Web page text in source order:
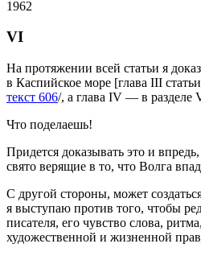
1962
VI
На протяжении всей статьи я
в Каспийское море [глава III
текст 606/, а глава IV — в
Что поделаешь!
Придется доказывать это и
свято верящие в то, что Волга
С другой стороны, может
я выступаю против того, чтобы
писателя, его чувство слова,
художественной и жизненной